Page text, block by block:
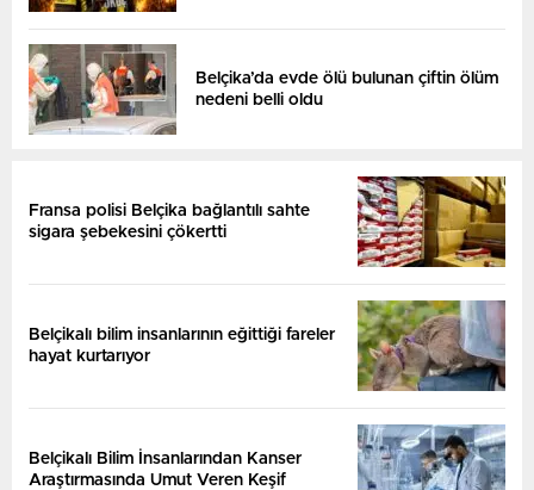
Belçika’da evde ölü bulunan çiftin ölüm
nedeni belli oldu
Fransa polisi Belçika bağlantılı sahte
sigara şebekesini çökertti
Belçikalı bilim insanlarının eğittiği fareler
hayat kurtarıyor
Belçikalı Bilim İnsanlarından Kanser
Araştırmasında Umut Veren Keşif